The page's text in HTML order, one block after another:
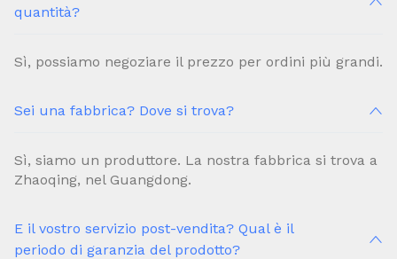
quantità?
Sì, possiamo negoziare il prezzo per ordini più grandi.
Sei una fabbrica? Dove si trova?
Sì, siamo un produttore. La nostra fabbrica si trova a
Zhaoqing, nel Guangdong.
E il vostro servizio post-vendita? Qual è il
periodo di garanzia del prodotto?